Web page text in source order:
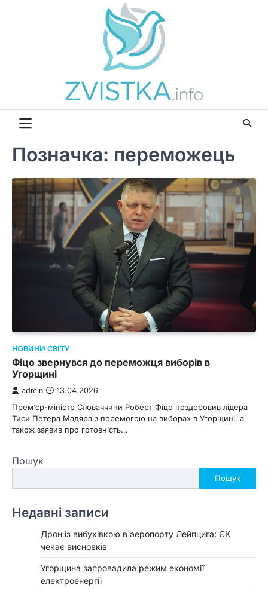
Позначка: переможець
НОВИНИ СВІТУ
Фіцо звернувся до переможця виборів в
Угорщині
admin 13.04.2026
Прем’єр-міністр Словаччини Роберт Фіцо поздоровив лідера
Тиси Петера Мадяра з перемогою на виборах в Угорщині, а
також заявив про готовність…
Пошук
Пошук
Недавні записи
Дрон із вибухівкою в аеропорту Лейпцига: ЄК
чекає висновків
Угорщина запровадила режим економії
електроенергії